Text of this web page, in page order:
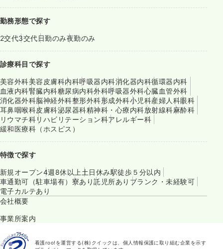
勤務形態で探す
2交代3交代日勤のみ夜勤のみ
診療科目で探す
美容外科美容皮膚科内科呼吸器内科消化器内科循環器内科
血液内科腎臓内科糖尿病内科外科呼吸器外科心臓血管外科
消化器外科脳神経外科整形外科形成外科小児科産婦人科眼科
耳鼻咽喉科皮膚科泌尿器科精神科・心療内科放射線科麻酔科
リウマチ科リハビリテーション科アレルギー科
緩和医療科（ホスピス）
特徴で探す
新規オープン4週8休以上 土日休み駅徒歩５分以内
車通勤可（駐車場有） 寮あり託児所あり ブランク・未経験可
電子カルテあり
会社概要
事業所案内
看護roo!を運営する(株)クイックは、個人情報保護に取り組む企業を示す